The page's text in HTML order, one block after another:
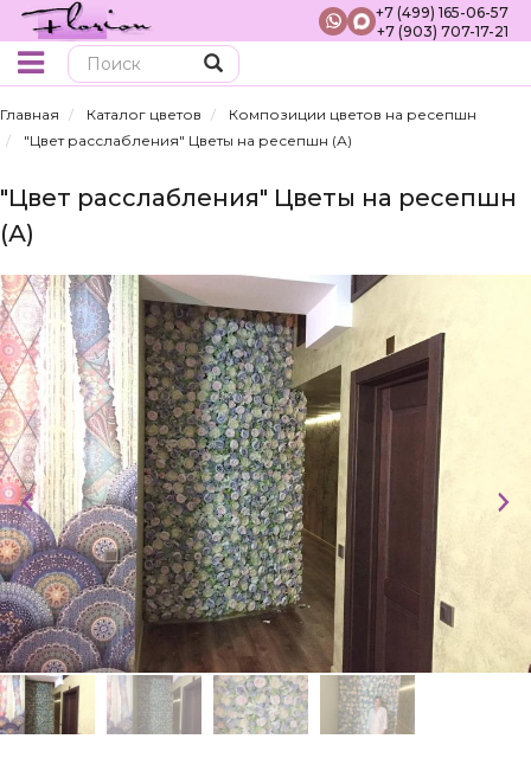
+7 (499) 165-06-57
+7 (903) 707-17-21
Главная Каталог цветов
Композиции цветов на ресепшн
"Цвет расслабления" Цветы на ресепшн (А)
"Цвет расслабления" Цветы на ресепшн
(А)